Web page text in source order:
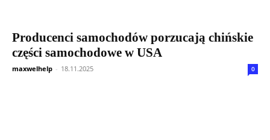
Producenci samochodów porzucają chińskie
części samochodowe w USA
maxwelhelp - 18.11.2025 0